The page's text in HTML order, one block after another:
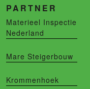
PARTNER
Materieel Inspectie
Nederland
Mare Steigerbouw
Krommenhoek